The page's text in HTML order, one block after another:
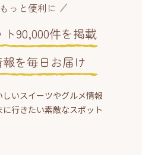
っと便利に
90,000件を掲載
を毎日お届け
いスイーツやグルメ情報
行きたい素敵なスポット